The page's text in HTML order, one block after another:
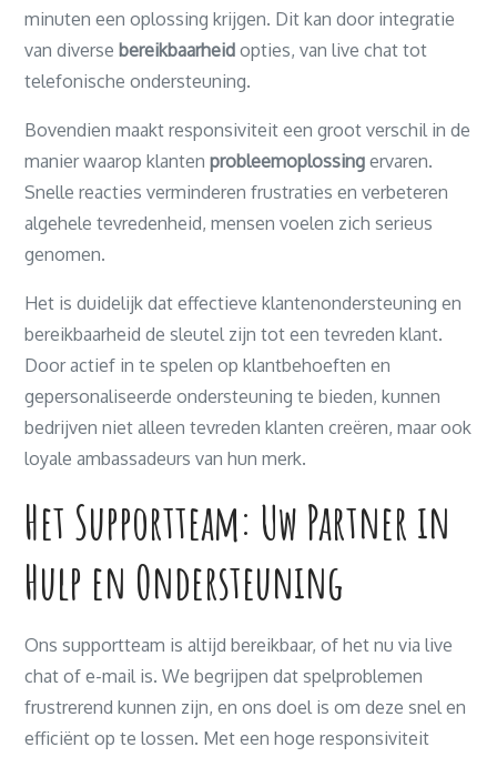
minuten een oplossing krijgen. Dit kan door integratie
van diverse bereikbaarheid opties, van live chat tot
telefonische ondersteuning.
Bovendien maakt responsiviteit een groot verschil in de
manier waarop klantenprobleemoplossing ervaren.
Snelle reacties verminderen frustraties en verbeteren
algehele tevredenheid, mensen voelen zich serieus
genomen.
Het is duidelijk dat effectieve klantenondersteuning en
bereikbaarheid de sleutel zijn tot een tevreden klant.
Door actief in te spelen op klantbehoeften en
gepersonaliseerde ondersteuning te bieden, kunnen
bedrijven niet alleen tevreden klanten creëren, maar ook
loyale ambassadeurs van hun merk.
Het Supportteam: Uw Partner in
Hulp en Ondersteuning
Ons supportteam is altijd bereikbaar, of het nu via live
chat of e-mail is. We begrijpen dat spelproblemen
frustrerend kunnen zijn, en ons doel is om deze snel en
efficiënt op te lossen. Met een hoge responsiviteit